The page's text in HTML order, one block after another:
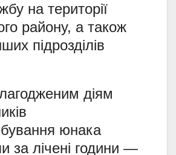
на території
району, а також
підрозділів
діям
юнака
за лічені години —